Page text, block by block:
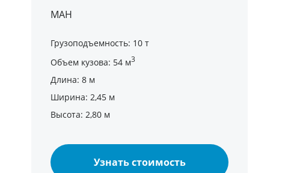
МАН
Грузоподъемность: 10 т
Объем кузова: 54 м3
Длина: 8 м
Ширина: 2,45 м
Высота: 2,80 м
Узнать стоимость